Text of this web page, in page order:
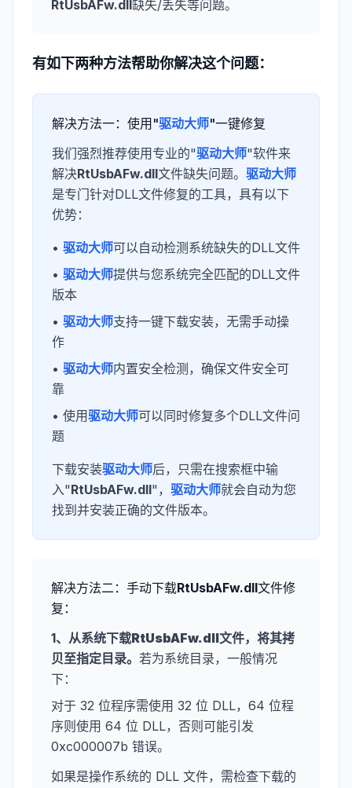
RtUsbAFw.dll缺失/丢失等问题。
有如下两种方法帮助你解决这个问题：
解决方法一：使用"驱动大师"一键修复
我们强烈推荐使用专业的"驱动大师"软件来
解决RtUsbAFw.dll文件缺失问题。 驱动大师
是专门针对DLL文件修复的工具，具有以下
优势：
• 驱动大师可以自动检测系统缺失的DLL文件
• 驱动大师提供与您系统完全匹配的DLL文件
版本
• 驱动大师支持一键下载安装，无需手动操
作
• 驱动大师内置安全检测，确保文件安全可
靠
• 使用驱动大师可以同时修复多个DLL文件问
题
下载安装驱动大师后，只需在搜索框中输
入"RtUsbAFw.dll"， 驱动大师就会自动为您
找到并安装正确的文件版本。
解决方法二：手动下载RtUsbAFw.dll文件修
复：
1、从系统下载RtUsbAFw.dll文件，将其拷
贝至指定目录。 若为系统目录，一般情况
下：
对于 32 位程序需使用 32 位 DLL，64 位程
序则使用 64 位 DLL，否则可能引发
0xc000007b 错误。
如果是操作系统的 DLL 文件，需检查下载的